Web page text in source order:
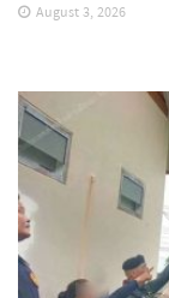
August 3, 2026